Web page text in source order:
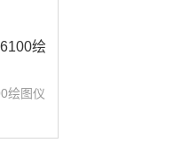
绘
绘图仪